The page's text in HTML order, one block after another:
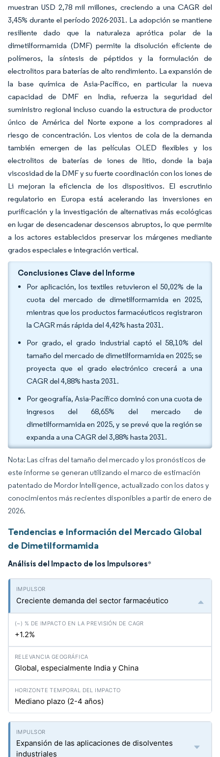
muestran USD 2,78 mil millones, creciendo a una CAGR del
3,45% durante el período 2026-2031. La adopción se mantiene
resiliente dado que la naturaleza aprótica polar de la
dimetilformamida (DMF) permite la disolución eficiente de
polímeros, la síntesis de péptidos y la formulación de
electrolitos para baterías de alto rendimiento. La expansión de
la base química de Asia-Pacífico, en particular la nueva
capacidad de DMF en India, refuerza la seguridad del
suministro regional incluso cuando la estructura de productor
único de América del Norte expone a los compradores al
riesgo de concentración. Los vientos de cola de la demanda
también emergen de las películas OLED flexibles y los
electrolitos de baterías de iones de litio, donde la baja
viscosidad de la DMF y su fuerte coordinación con los iones de
Li mejoran la eficiencia de los dispositivos. El escrutinio
regulatorio en Europa está acelerando las inversiones en
purificación y la investigación de alternativas más ecológicas
en lugar de desencadenar descensos abruptos, lo que permite
a los actores establecidos preservar los márgenes mediante
grados especiales e integración vertical.
Conclusiones Clave del Informe
Por aplicación, los textiles retuvieron el 50,02% de la
cuota del mercado de dimetilformamida en 2025,
mientras que los productos farmacéuticos registraron
la CAGR más rápida del 4,42% hasta 2031.
Por grado, el grado industrial captó el 58,10% del
tamaño del mercado de dimetilformamida en 2025; se
proyecta que el grado electrónico crecerá a una
CAGR del 4,88% hasta 2031.
Por geografía, Asia-Pacífico dominó con una cuota de
ingresos del 68,65% del mercado de
dimetilformamida en 2025, y se prevé que la región se
expanda a una CAGR del 3,88% hasta 2031.
Nota: Las cifras del tamaño del mercado y los pronósticos de
este informe se generan utilizando el marco de estimación
patentado de Mordor Intelligence, actualizado con los datos y
conocimientos más recientes disponibles a partir de enero de
2026.
Tendencias e Información del Mercado Global
de Dimetilformamida
Análisis del Impacto de los Impulsores*
Creciente demanda del sector farmacéutico
+1.2%
Global, especialmente India y China
Mediano plazo (2-4 años)
Expansión de las aplicaciones de disolventes
industriales